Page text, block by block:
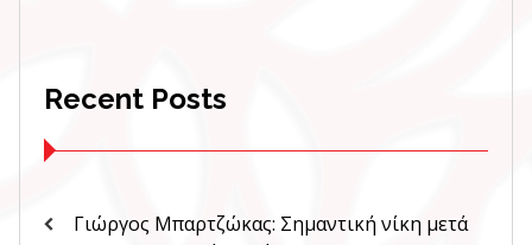
Recent Posts
Γιώργος Μπαρτζώκας: Σημαντική νίκη μετά